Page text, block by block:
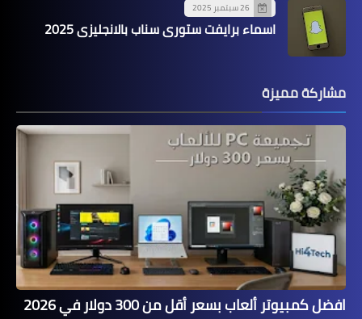
26 سبتمبر 2025
اسماء برايفت ستوري سناب بالانجليزي 2025
مشاركة مميزة
افضل كمبيوتر ألعاب بسعر أقل من 300 دولار في 2026